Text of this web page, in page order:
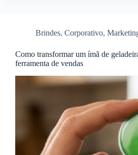
Brindes, Corporativo,
Como transformar um ímã de
ferramenta de vendas